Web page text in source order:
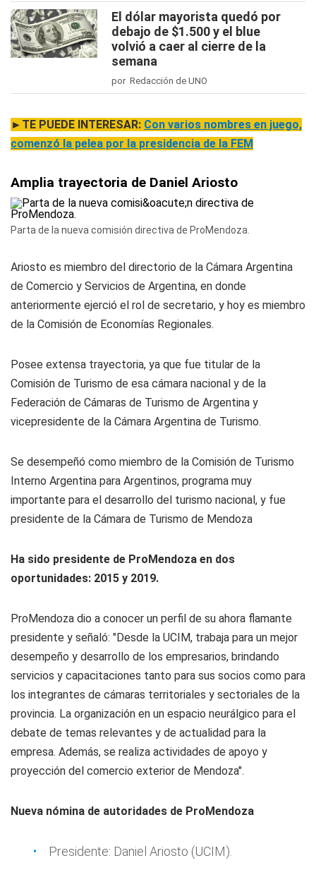
El dólar mayorista quedó por
debajo de $1.500 y el blue
volvió a caer al cierre de la
semana
por Redacción de UNO
►TE PUEDE INTERESAR: Con varios nombres en juego,
comenzó la pelea por la presidencia de la FEM
Amplia trayectoria de Daniel Ariosto
Parta de la nueva comisión directiva de ProMendoza.
Ariosto es miembro del directorio de la Cámara Argentina
de Comercio y Servicios de Argentina, en donde
anteriormente ejerció el rol de secretario, y hoy es miembro
de la Comisión de Economías Regionales.
Posee extensa trayectoria, ya que fue titular de la
Comisión de Turismo de esa cámara nacional y de la
Federación de Cámaras de Turismo de Argentina y
vicepresidente de la Cámara Argentina de Turismo.
Se desempeñó como miembro de la Comisión de Turismo
Interno Argentina para Argentinos, programa muy
importante para el desarrollo del turismo nacional, y fue
presidente de la Cámara de Turismo de Mendoza
Ha sido presidente de ProMendoza en dos
oportunidades: 2015 y 2019.
ProMendoza dio a conocer un perfil de su ahora flamante
presidente y señaló: "Desde la UCIM, trabaja para un mejor
desempeño y desarrollo de los empresarios, brindando
servicios y capacitaciones tanto para sus socios como para
los integrantes de cámaras territoriales y sectoriales de la
provincia. La organización en un espacio neurálgico para el
debate de temas relevantes y de actualidad para la
empresa. Además, se realiza actividades de apoyo y
proyección del comercio exterior de Mendoza".
Nueva nómina de autoridades de ProMendoza
Presidente: Daniel Ariosto (UCIM).